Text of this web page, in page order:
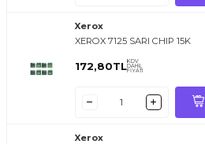
Xerox
XEROX 7125 SARI CHIP 15K
172,80TLKDV
DAHİL
FİYATI
Xerox